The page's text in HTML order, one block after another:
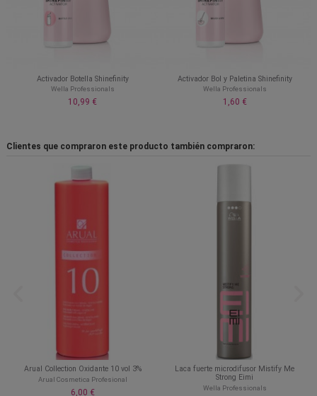
Activador Botella Shinefinity
Wella Professionals
10,99 €
Activador Bol y Paletina Shinefinity
Wella Professionals
1,60 €
Clientes que compraron este producto también compraron:
Arual Collection Oxidante 10 vol 3%
Arual Cosmetica Profesional
6,00 €
Laca fuerte microdifusor Mistify Me
Strong Eimi
Wella Professionals